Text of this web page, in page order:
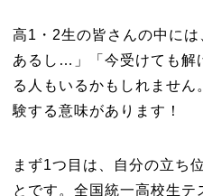
高1・2生の皆さんの中に
あるし…」「今受けても解
る人もいるかもしれませ
験する意味があります！
まず1つ目は、自分の立ち
とです。全国統一高校生テ